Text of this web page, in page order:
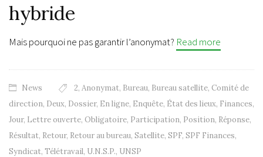
hybride
Mais pourquoi ne pas garantir l’anonymat? Read more
News 2, Anonymat, Bureau, Bureau satellite, Comité de
direction, Deux, Dossier, En ligne, Enquête, État des lieux, Finances,
Jour, Lettre ouverte, Obligatoire, Participation, Position, Réponse,
Résultat, Retour, Retour au bureau, Satellite, SPF, SPF Finances,
Syndicat, Télétravail, U.N.S.P., UNSP